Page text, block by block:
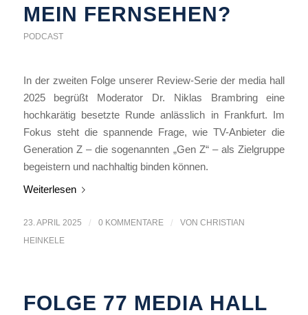
MEIN FERNSEHEN?
PODCAST
In der zweiten Folge unserer Review-Serie der media hall
2025 begrüßt Moderator Dr. Niklas Brambring eine
hochkarätig besetzte Runde anlässlich in Frankfurt. Im
Fokus steht die spannende Frage, wie TV-Anbieter die
Generation Z – die sogenannten „Gen Z“ – als Zielgruppe
begeistern und nachhaltig binden können.
Weiterlesen
23. APRIL 2025 / 0 KOMMENTARE / VON CHRISTIAN
HEINKELE
FOLGE 77 MEDIA HALL